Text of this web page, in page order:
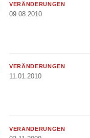
VERÄNDERUNGEN
09.08.2010
VERÄNDERUNGEN
11.01.2010
VERÄNDERUNGEN